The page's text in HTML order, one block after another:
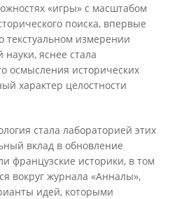
«игры» с масштабом
поиска, впервые
текстуальном измерении
яснее стала
осмысления исторических
характер целостности
стала лабораторией этих
вклад в обновление
французские историки, в том
вокруг журнала «Анналы»,
идей, которыми